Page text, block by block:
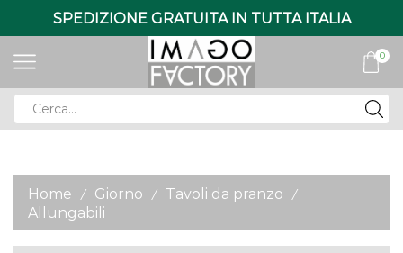
SPEDIZIONE GRATUITA IN TUTTA ITALIA
0
input
Home / Giorno / Tavoli da pranzo /
Allungabili